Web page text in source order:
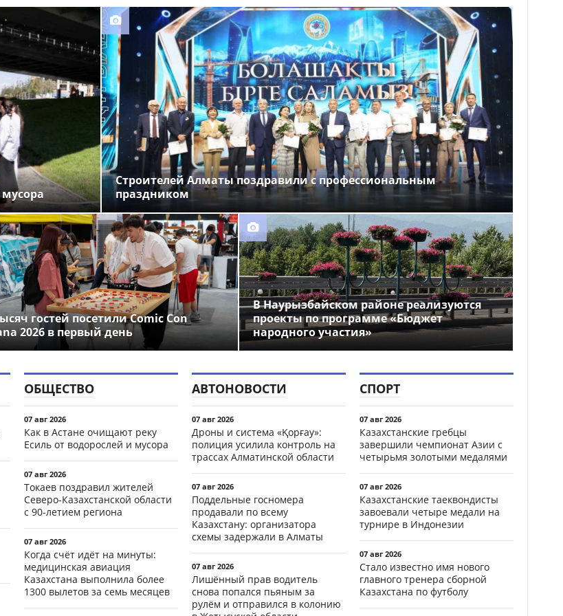
Строителей Алматы поздравили с профессиональным
праздником
гостей посетили Comic Con
2026 в первый день
В Наурызбайском районе реализуются
проекты по программе «Бюджет
народного участия»
ОБЩЕСТВО
07 авг 2026
Как в Астане очищают реку
Есиль от водорослей и мусора
07 авг 2026
Токаев поздравил жителей
Северо-Казахстанской области
с 90-летием региона
07 авг 2026
Когда счёт идёт на минуты:
медицинская авиация
Казахстана выполнила более
1300 вылетов за семь месяцев
АВТОНОВОСТИ
07 авг 2026
Дроны и система «Қорғау»:
полиция усилила контроль на
трассах Алматинской области
07 авг 2026
Поддельные госномера
продавали по всему
Казахстану: организатора
схемы задержали в Алматы
07 авг 2026
Лишённый прав водитель
снова попался пьяным за
рулём и отправился в колонию
СПОРТ
07 авг 2026
Казахстанские гребцы
завершили чемпионат Азии с
четырьмя золотыми медалями
07 авг 2026
Казахстанские таеквондисты
завоевали четыре медали на
турнире в Индонезии
07 авг 2026
Стало известно имя нового
главного тренера сборной
Казахстана по футболу